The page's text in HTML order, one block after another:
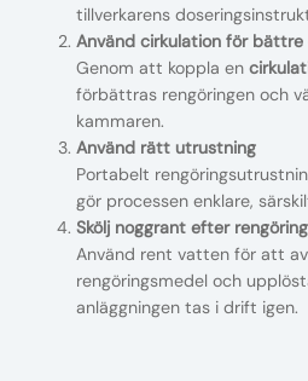
tillverkarens
Använd cirkulation för
Genom att koppla en
förbättras rengöringen och
kammaren.
Använd rätt utrustning
Portabelt
gör processen enklare,
Skölj noggrant efter rengöring
Använd rent vatten för att
rengöringsmedel och
anläggningen tas i drift igen.